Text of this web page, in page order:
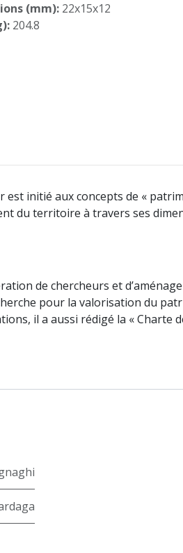
(mm): 22x15x12
204.8
initié aux concepts de «
du territoire à travers ses
de chercheurs et
pour la valorisation du
il a aussi rédigé la « Charte